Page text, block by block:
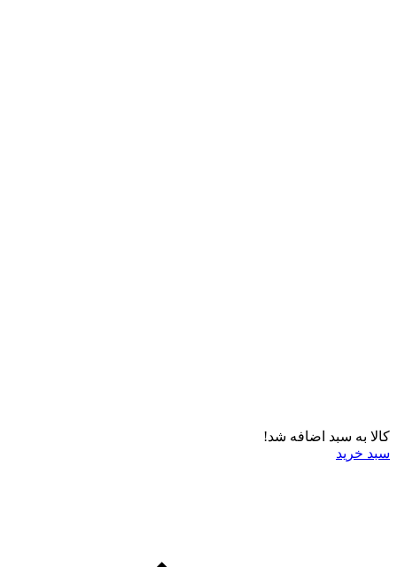
کالا به سبد اضافه شد!
سبد خرید